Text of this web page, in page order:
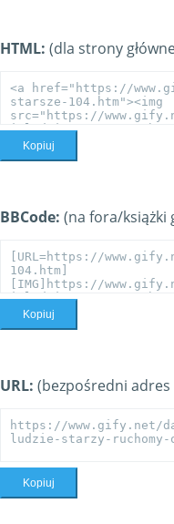
HTML: (dla strony
Kopiuj
BBCode: (na fora/książki
Kopiuj
URL: (bezpośredni adres
Kopiuj